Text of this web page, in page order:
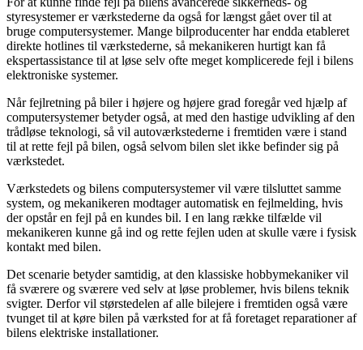
styresystemer er værkstederne da også for længst gået over til at
bruge computersystemer. Mange bilproducenter har endda etableret
direkte hotlines til værkstederne, så mekanikeren hurtigt kan få
ekspertassistance til at løse selv ofte meget komplicerede fejl i bilens
elektroniske systemer.
Når fejlretning på biler i højere og højere grad foregår ved hjælp af
computersystemer betyder også, at med den hastige udvikling af den
trådløse teknologi, så vil autoværkstederne i fremtiden være i stand
til at rette fejl på bilen, også selvom bilen slet ikke befinder sig på
værkstedet.
Værkstedets og bilens computersystemer vil være tilsluttet samme
system, og mekanikeren modtager automatisk en fejlmelding, hvis
der opstår en fejl på en kundes bil. I en lang række tilfælde vil
mekanikeren kunne gå ind og rette fejlen uden at skulle være i fysisk
kontakt med bilen.
Det scenarie betyder samtidig, at den klassiske hobbymekaniker vil
få sværere og sværere ved selv at løse problemer, hvis bilens teknik
svigter. Derfor vil størstedelen af alle bilejere i fremtiden også være
tvunget til at køre bilen på værksted for at få foretaget reparationer af
bilens elektriske installationer.